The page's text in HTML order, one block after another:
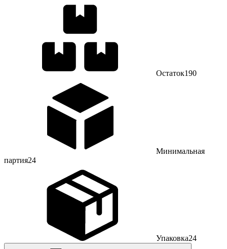
Остаток190
Минимальная
партия24
Упаковка24